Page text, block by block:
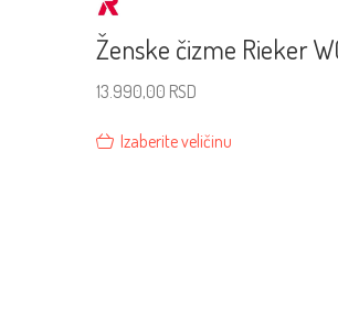
Ženske čizme Rieker
13.990,00 RSD
Izaberite veličinu